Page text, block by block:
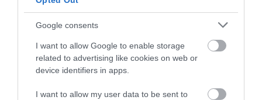
Google consents
I want to allow Google to enable storage
related to advertising like cookies on web or
device identifiers in apps.
I want to allow my user data to be sent to
életedben, biztosan nagyon hálás lesz érte. És
ne feledd, a lényeg, hogy szeretettel
ajándékozz.
AJÁNDÉKOK KISLÁNYOKNAK? MEGHOZTUK A LEGJOBB